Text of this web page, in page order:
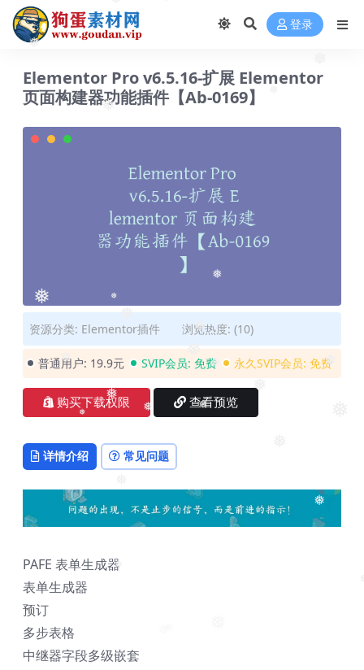
❅
❅
❅
❅
❅
❅
❅
❅ ❅
❅
❅
❅
❅
登录
Elementor Pro v6.5.16-扩展 Elementor
页面构建器功能插件【Ab-0169】
资源分类: Elementor插件 浏览热度: (10)
普通用户: 19.9元 SVIP会员: 免费 永久SVIP会员: 免费
购买下载权限 查看预览
详情介绍 常见问题
PAFE 表单生成器
表单生成器
预订
多步表格
中继器字段多级嵌套